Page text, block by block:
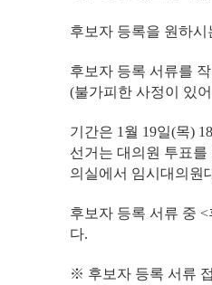
후보자 등록을 원하
후보자 등록 서류를
(불가피한 사정이 있
기간은 1월 19일(목)
선거는 대의원 투표를
의실에서 임시대의원
후보자 등록 서류 중
다.
※ 후보자 등록 서류